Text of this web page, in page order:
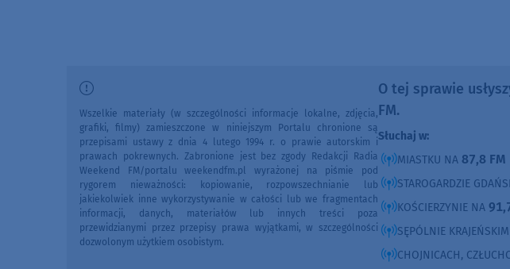
O tej sprawie
FM.
Słuchaj w:
MIASTKU NA 87,8 FM
STAROGARDZIE
KOŚCIERZYNIE NA
SĘPÓLNIE
CHOJNICACH,
Wszelkie materiały (w szczególności informacje lokalne, zdjęcia,
grafiki, filmy) zamieszczone w niniejszym Portalu chronione są
przepisami ustawy z dnia 4 lutego 1994 r. o prawie autorskim i
prawach pokrewnych. Zabronione jest bez zgody Redakcji Radia
Weekend FM/portalu weekendfm.pl wyrażonej na piśmie pod
rygorem nieważności: kopiowanie, rozpowszechnianie lub
jakiekolwiek inne wykorzystywanie w całości lub we fragmentach
informacji, danych, materiałów lub innych treści poza
przewidzianymi przez przepisy prawa wyjątkami, w szczególności
dozwolonym użytkiem osobistym.